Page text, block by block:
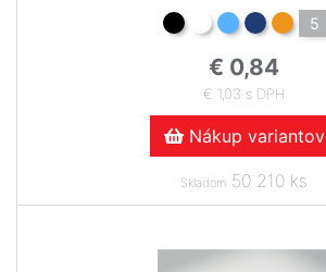
5
€ 0,84
€ 1,03 s DPH
Nákup variantov
Skladom 50 210 ks